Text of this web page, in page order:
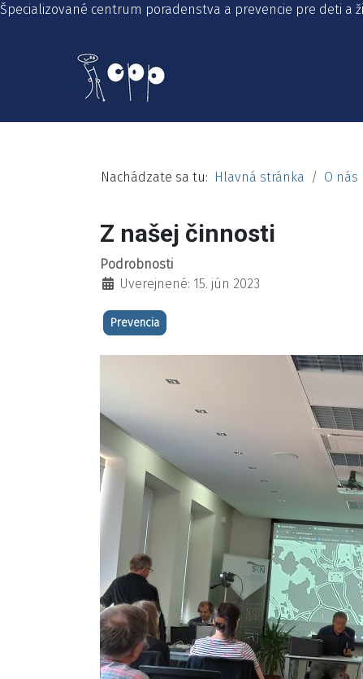
Špecializované centrum poradenstva a prevencie pre deti a
Nachádzate sa tu: Hlavná stránka O nás
Z našej činnosti
Podrobnosti
Uverejnené: 15. jún 2023
Prevencia